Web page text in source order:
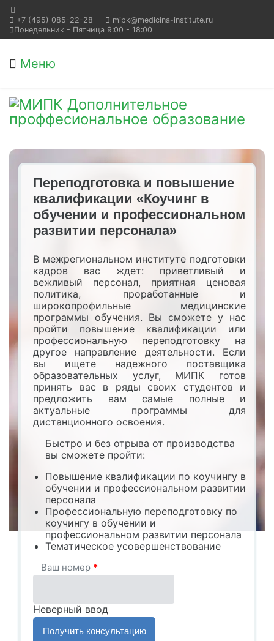
+7 (495) 085-22-28
mipk@medicina-institute.ru
Понедельник - Пятница 9:00 - 18:00
Меню
Переподготовка и повышение
квалификации «Коучинг в
обучении и профессиональном
развитии персонала»
В межрегиональном институте подготовки
кадров вас ждет: приветливый и
вежливый персонал, приятная ценовая
политика, проработанные и
широкопрофильные медицинские
программы обучения. Вы сможете у нас
пройти повышение квалификации или
профессиональную переподготовку на
другое направление деятельности. Если
вы ищете надежного поставщика
образовательных услуг, МИПК готов
принять вас в ряды своих студентов и
предложить вам самые полные и
актуальные программы для
дистанционного освоения.
Быстро и без отрыва от производства
вы сможете пройти:
Повышение квалификации по коучингу в
обучении и профессиональном развитии
персонала
Профессиональную переподготовку по
коучингу в обучении и
профессиональном развитии персонала
Тематическое усовершенствование
Ваш номер *
Неверный ввод